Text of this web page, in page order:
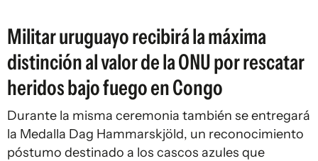
Militar uruguayo recibirá la máxima
distinción al valor de la ONU por rescatar
heridos bajo fuego en Congo
Durante la misma ceremonia también se entregará
la Medalla Dag Hammarskjöld, un reconocimiento
póstumo destinado a los cascos azules que